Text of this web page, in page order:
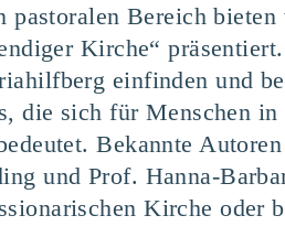
Bereich
Kir­che“
ein­fin­den und
die sich für Men­schen
Bekann­te
und Prof. Han­na-
Kir­che oder